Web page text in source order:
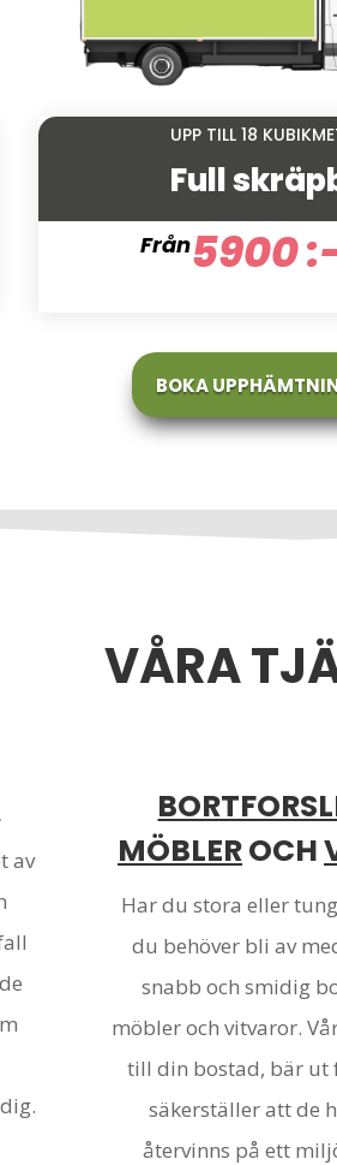
UPP TILL 18
Full
Från5900
BOKA
VÅRA
av
MÖBLEROCH
Har du stora eller
du behöver bli av
snabb och smidig
möbler och vitvaror.
till din bostad, bär ut
säkerställer att de
återvinns på ett